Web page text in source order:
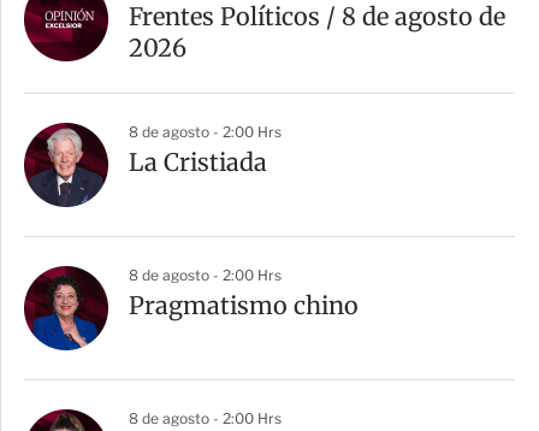
Frentes Políticos / 8 de agosto de
2026
8 de agosto - 2:00 Hrs
La Cristiada
8 de agosto - 2:00 Hrs
Pragmatismo chino
8 de agosto - 2:00 Hrs